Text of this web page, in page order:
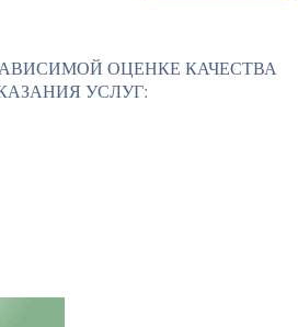
ОЦЕНКЕ КАЧЕСТВА
УСЛУГ: